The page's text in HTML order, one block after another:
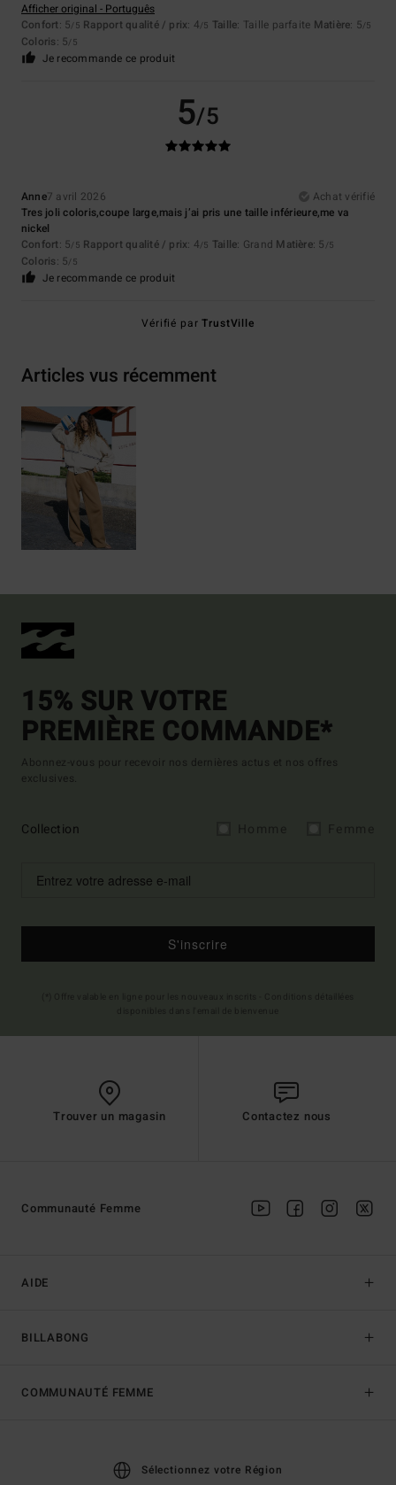
Afficher original - Português
Confort: 5/5 Rapport qualité / prix: 4/5 Taille: Taille parfaite Matière: 5/5
Coloris: 5/5
Je recommande ce produit
5/5
Anne7 avril 2026
Achat vérifié
Tres joli coloris,coupe large,mais j’ai pris une taille inférieure,me va
nickel
Confort: 5/5 Rapport qualité / prix: 4/5 Taille: Grand Matière: 5 /5
Coloris: 5/5
Je recommande ce produit
Vérifié parTrustVille
Articles vus récemment
15% SUR VOTRE
PREMIÈRE COMMANDE*
Abonnez-vous pour recevoir nos dernières actus et nos offres
exclusives.
Collection
S'inscrire
Trouver un magasin Contactez nous
AIDE
BILLABONG
Communauté Femme
COMMUNAUTÉ FEMME
Sélectionnez votre Région